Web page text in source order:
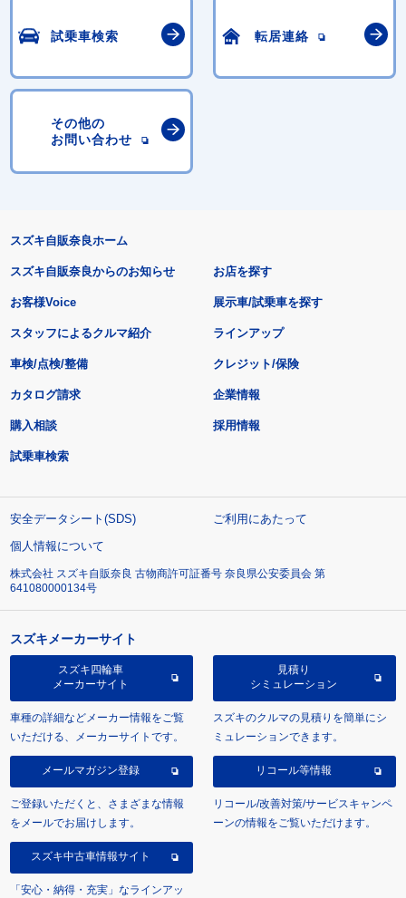
試乗車検索 転居連絡
その他の
お問い合わせ
スズキ自販奈良ホーム
スズキ自販奈良からのお知らせ
お客様Voice
スタッフによるクルマ紹介
お店を探す
展示車/試乗車を探す
ラインアップ
車検/点検/整備 クレジット/保険
カタログ請求
購入相談
試乗車検索
企業情報
採用情報
安全データシート(SDS)
ご利用にあたって
個人情報について
株式会社 スズキ自販奈良 古物商許可証番号 奈良県公安委員会 第
641080000134号
スズキメーカーサイト
スズキ四輪車
メーカーサイト
車種の詳細などメーカー情報をご覧
いただける、メーカーサイトです。
見積り
シミュレーション
スズキのクルマの見積りを簡単にシ
ミュレーションできます。
メールマガジン登録
ご登録いただくと、さまざまな情報
をメールでお届けします。
リコール等情報
リコール/改善対策/サービスキャンペ
ーンの情報をご覧いただけます。
スズキ中古車情報サイト
「安心・納得・充実」なラインアッ